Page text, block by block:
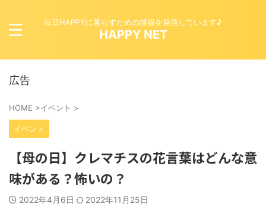
毎日HAPPYに暮らすための情報を発信しています♪
HAPPY NET
広告
HOME >イベント >
イベント
【母の日】クレマチスの花言葉はどんな意
味がある？怖いの？
2022年4月6日 2022年11月25日